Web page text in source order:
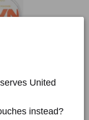
Normal
United
instead?